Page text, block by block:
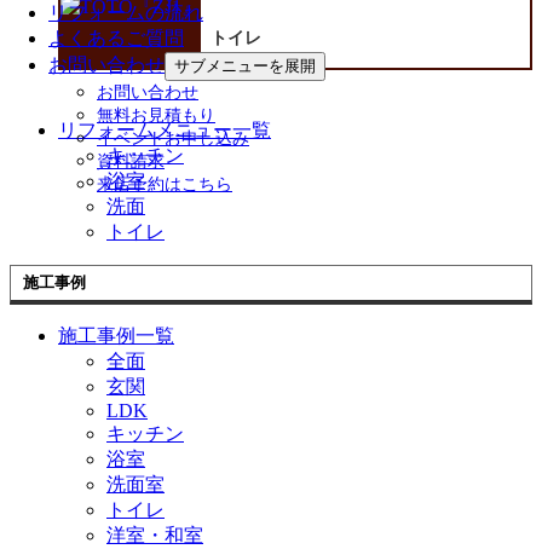
リフォームの流れ
よくあるご質問
お問い合わせ サブメニューを展開
お問い合わせ
無料お見積もり
イベントお申し込み
資料請求
来店予約はこちら
トイレ
リフォームメニュー一覧
キッチン
浴室
洗面
トイレ
施工事例
施工事例一覧
全面
玄関
LDK
キッチン
浴室
洗面室
トイレ
洋室・和室